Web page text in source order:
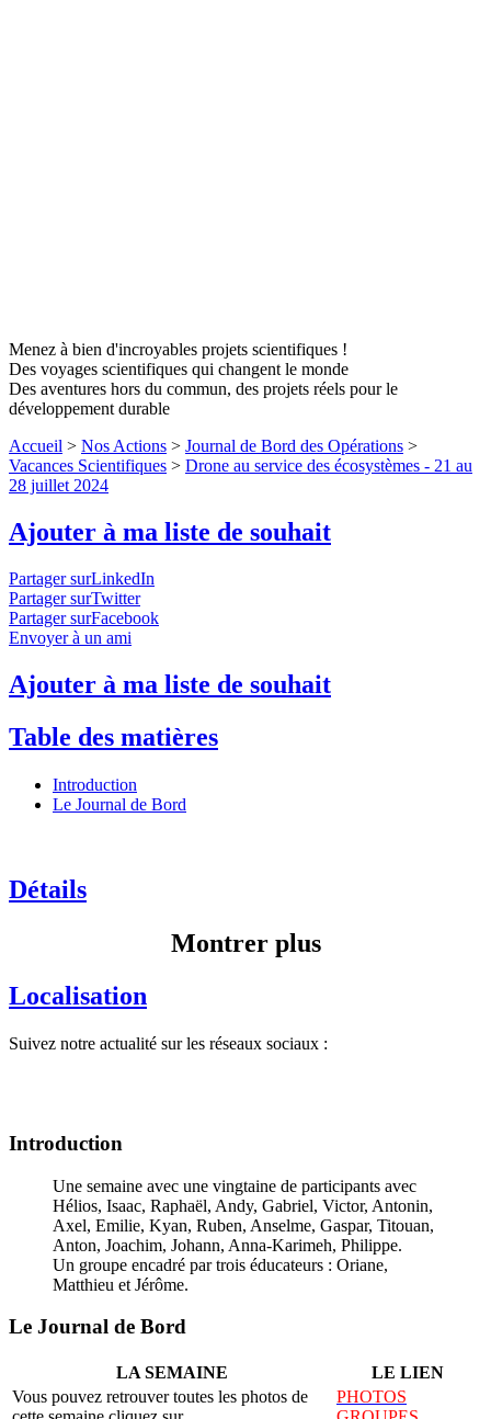
Menez à bien d'incroyables projets scientifiques !
Des voyages scientifiques qui changent le monde
Des aventures hors du commun, des projets réels pour le
développement durable
Accueil > Nos Actions > Journal de Bord des Opérations >
Vacances Scientifiques > Drone au service des écosystèmes - 21 au
28 juillet 2024
Ajouter à ma liste de souhait
Partager surLinkedIn
Partager surTwitter
Partager surFacebook
Envoyer à un ami
Ajouter à ma liste de souhait
Table des matières
Introduction
Le Journal de Bord
Détails
Montrer plus
Localisation
Suivez notre actualité sur les réseaux sociaux :
Introduction
Une semaine avec une vingtaine de participants avec
Hélios, Isaac, Raphaël, Andy, Gabriel, Victor, Antonin,
Axel, Emilie, Kyan, Ruben, Anselme, Gaspar, Titouan,
Anton, Joachim, Johann, Anna-Karimeh, Philippe.
Un groupe encadré par trois éducateurs : Oriane,
Matthieu et Jérôme.
Le Journal de Bord
LA SEMAINE
LE LIEN
Vous pouvez retrouver toutes les photos de
PHOTOS